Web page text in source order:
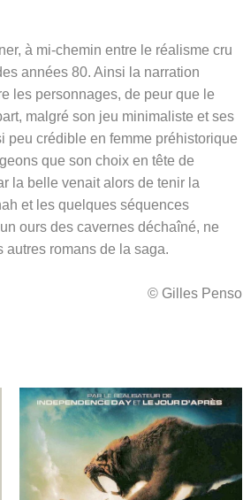
à mi-chemin entre le réalisme cru
années 80. Ainsi la narration
les personnages, de peur que le
malgré son jeu minimaliste et ses
crédible en femme préhistorique
que son choix en tête de
la belle venait alors de tenir la
et les quelques séquences
ours des cavernes déchaîné, ne
autres romans de la saga.
© Gilles Penso